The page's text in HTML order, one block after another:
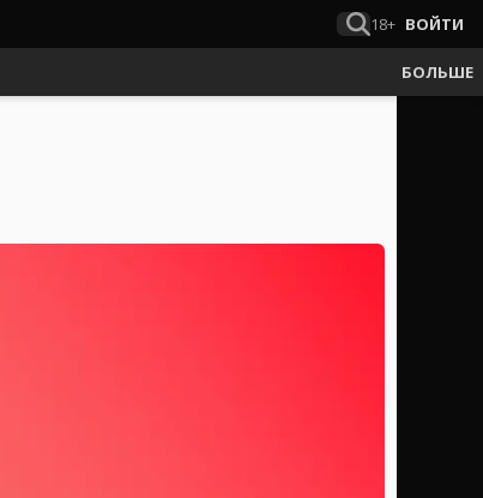
18+ ВОЙТИ
БОЛЬШЕ